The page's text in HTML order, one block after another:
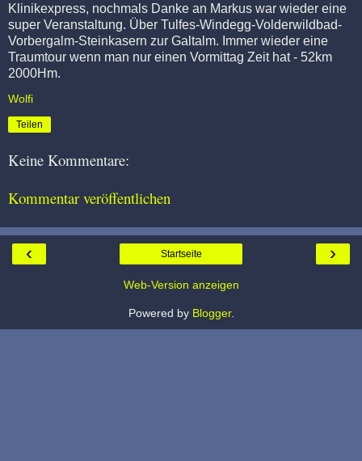
Klinikexpress, nochmals Danke an Markus war wieder eine
super Veranstaltung. Über Tulfes-Windegg-Volderwildbad-
Vorbergalm-Steinkasern zur Galtalm. Immer wieder eine
Traumtour wenn man nur einen Vormittag Zeit hat - 52km
2000Hm.
Wolfi
Teilen
Keine Kommentare:
Kommentar veröffentlichen
‹ ›
Startseite
Web-Version anzeigen
Powered by Blogger.